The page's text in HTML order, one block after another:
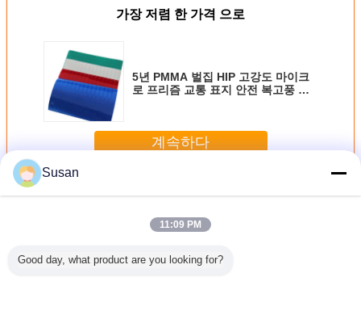
가장 저렴 한 가격 으로
5년 PMMA 벌집 HIP 고강도 마이크
로 프리즘 교통 표지 안전 복고풍 노
계속하다
더 많은 것
Susan
11:09 PM
Good day, what product are you looking for?